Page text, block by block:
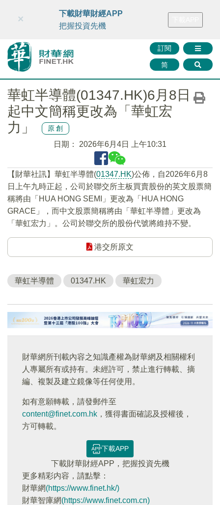
財華智庫網 FINTV FINMETA 財華證券 媒體矩陣
訂閱
简
×
下載財華財經APP
把握投資先機
華虹半導體(01347.HK)6月8日
起中文簡稱更改為「華虹宏
力」
原創
日期： 2026年6月4日 上午10:31
【財華社訊】華虹半導體(01347.HK)公佈，自2026年6月8
日上午九時正起，公司於聯交所主板買賣股份的英文股票簡
稱將由「HUA HONG SEMI」更改為「HUA HONG
GRACE」，而中文股票簡稱將由「華虹半導體」更改為
「華虹宏力」。公司於聯交所的股份代號將維持不變。
港交所原文
華虹半導體 01347.HK 華虹宏力
財華網所刊載內容之知識產權為財華網及相關權利
人專屬所有或持有。未經許可，禁止進行轉載、摘
編、複製及建立鏡像等任何使用。
如有意願轉載，請發郵件至
content@finet.com.hk ，獲得書面確認及授權後，
方可轉載。
下載APP
下載財華財經APP，把握投資先機
更多精彩内容，請點擊：
財華網(https://www.finet.hk/)
財華智庫網(https://www.finet.com.cn)